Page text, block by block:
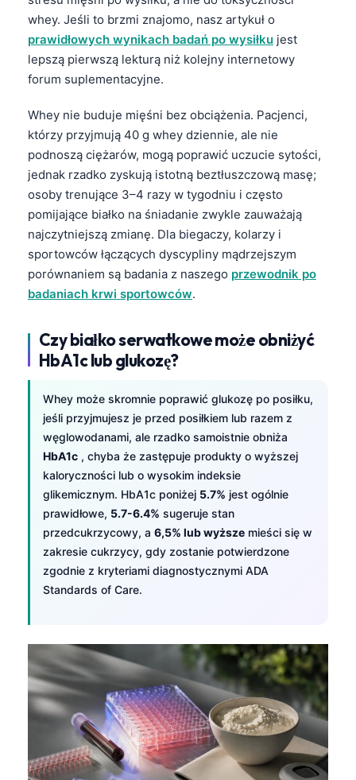
whey. Jeśli to brzmi znajomo, nasz artykuł o
prawidłowych wynikach badań po wysiłku jest
lepszą pierwszą lekturą niż kolejny internetowy
forum suplementacyjne.
Whey nie buduje mięśni bez obciążenia. Pacjenci,
którzy przyjmują 40 g whey dziennie, ale nie
podnoszą ciężarów, mogą poprawić uczucie sytości,
jednak rzadko zyskują istotną beztłuszczową masę;
osoby trenujące 3–4 razy w tygodniu i często
pomijające białko na śniadanie zwykle zauważają
najczytniejszą zmianę. Dla biegaczy, kolarzy i
sportowców łączących dyscypliny mądrzejszym
porównaniem są badania z naszego przewodnik po
badaniach krwi sportowców.
Czy białko serwatkowe może obniżyć
HbA1c lub glukozę?
Whey może skromnie poprawić glukozę po posiłku,
jeśli przyjmujesz je przed posiłkiem lub razem z
węglowodanami, ale rzadko samoistnie obniża
HbA1c , chyba że zastępuje produkty o wyższej
kaloryczności lub o wysokim indeksie
glikemicznym. HbA1c poniżej 5.7% jest ogólnie
prawidłowe, 5.7-6.4% sugeruje stan
przedcukrzycowy, a 6,5% lub wyższe mieści się w
zakresie cukrzycy, gdy zostanie potwierdzone
zgodnie z kryteriami diagnostycznymi ADA
Standards of Care.